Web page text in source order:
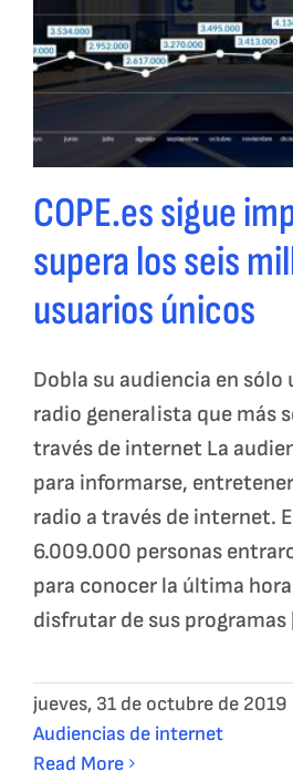
COPE.es sigue
supera los seis
usuarios únicos
Dobla su audiencia en sólo
radio generalista que más
través de internet La
para informarse,
radio a través de internet.
6.009.000 personas
para conocer la última
disfrutar de sus programas
jueves, 31 de octubre de 2019
Audiencias de internet
Read More